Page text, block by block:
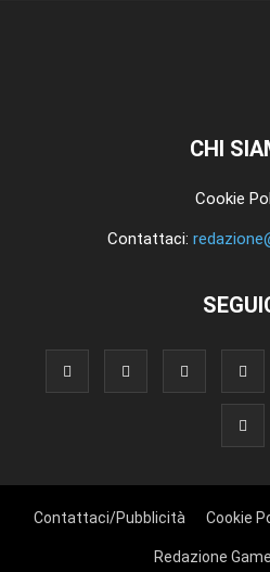
CHI
Cookie
Contattaci:
Contattaci/Pubblicità Cookie
Redazione